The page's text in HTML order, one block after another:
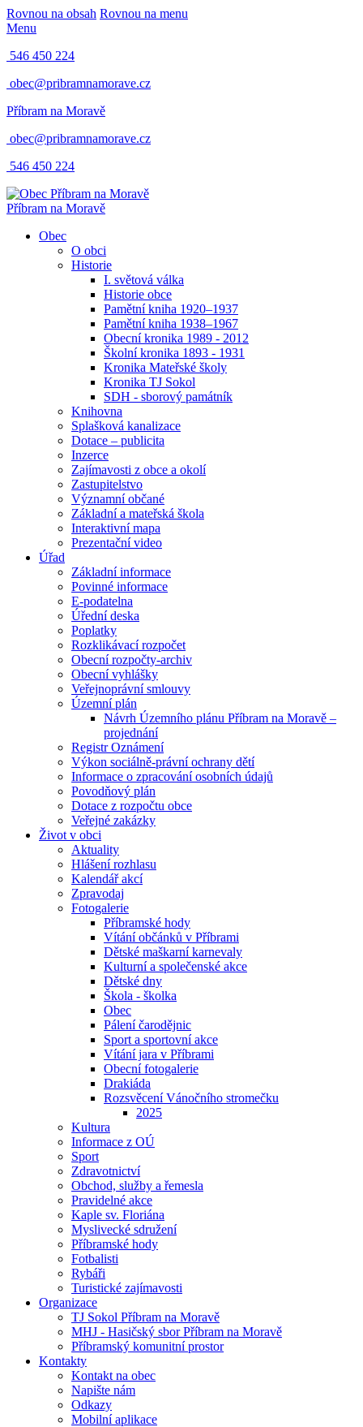
Rovnou na obsah Rovnou na menu
Menu
546 450 224
obec@pribramnamorave.cz
Příbram na Moravě
obec@pribramnamorave.cz
546 450 224
Příbram na Moravě
Obec
O obci
Historie
I. světová válka
Historie obce
Pamětní kniha 1920–1937
Pamětní kniha 1938–1967
Obecní kronika 1989 - 2012
Školní kronika 1893 - 1931
Kronika Mateřské školy
Kronika TJ Sokol
SDH - sborový památník
Knihovna
Splašková kanalizace
Dotace – publicita
Inzerce
Zajímavosti z obce a okolí
Zastupitelstvo
Významní občané
Základní a mateřská škola
Interaktivní mapa
Prezentační video
Úřad
Základní informace
Povinné informace
E-podatelna
Úřední deska
Poplatky
Rozklikávací rozpočet
Obecní rozpočty-archiv
Obecní vyhlášky
Veřejnoprávní smlouvy
Územní plán
Návrh Územního plánu Příbram na Moravě –
projednání
Registr Oznámení
Výkon sociálně-právní ochrany dětí
Informace o zpracování osobních údajů
Povodňový plán
Dotace z rozpočtu obce
Veřejné zakázky
Život v obci
Aktuality
Hlášení rozhlasu
Kalendář akcí
Zpravodaj
Fotogalerie
Příbramské hody
Vítání občánků v Příbrami
Dětské maškarní karnevaly
Kulturní a společenské akce
Dětské dny
Škola - školka
Obec
Pálení čarodějnic
Sport a sportovní akce
Vítání jara v Příbrami
Obecní fotogalerie
Drakiáda
Rozsvěcení Vánočního stromečku
2025
Kultura
Informace z OÚ
Sport
Zdravotnictví
Obchod, služby a řemesla
Pravidelné akce
Kaple sv. Floriána
Myslivecké sdružení
Příbramské hody
Fotbalisti
Rybáři
Turistické zajímavosti
Organizace
TJ Sokol Příbram na Moravě
MHJ - Hasičský sbor Příbram na Moravě
Příbramský komunitní prostor
Kontakty
Kontakt na obec
Napište nám
Odkazy
Mobilní aplikace